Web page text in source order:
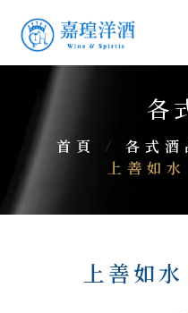
各
首頁 / 各式酒
上善如
上善如